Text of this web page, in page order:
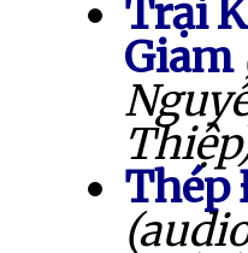
Trại
Giam
Thép